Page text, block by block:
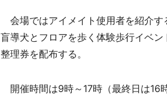
会場ではアイメイト使用者を紹介す
盲導犬とフロアを歩く体験歩行イベ
整理券を配布する。
開催時間は9時～17時（最終日は16